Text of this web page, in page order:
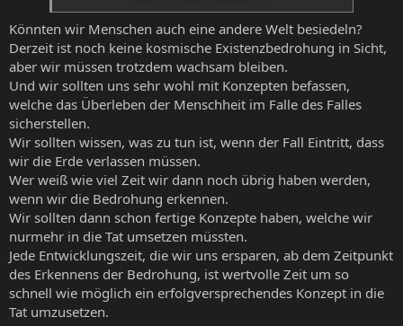
Zwar wird diese Bahn sehr weit weg liegen, aber wenn
man sich nur um 0,00673° verrechnet hätte, würde es
ausreichen, um die Oberfläche von Ethrog ins
Universum zu reißen.
Also traf man Vorkehrungen.
Könnten wir Menschen auch eine andere Welt besiedeln?
Derzeit ist noch keine kosmische Existenzbedrohung in Sicht,
aber wir müssen trotzdem wachsam bleiben.
Und wir sollten uns sehr wohl mit Konzepten befassen,
welche das Überleben der Menschheit im Falle des Falles
sicherstellen.
Wir sollten wissen, was zu tun ist, wenn der Fall Eintritt, dass
wir die Erde verlassen müssen.
Wer weiß wie viel Zeit wir dann noch übrig haben werden,
wenn wir die Bedrohung erkennen.
Wir sollten dann schon fertige Konzepte haben, welche wir
nurmehr in die Tat umsetzen müssten.
Jede Entwicklungszeit, die wir uns ersparen, ab dem Zeitpunkt
des Erkennens der Bedrohung, ist wertvolle Zeit um so
schnell wie möglich ein erfolgversprechendes Konzept in die
Tat umzusetzen.